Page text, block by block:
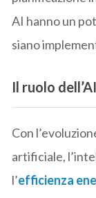
AI hanno un
siano
Il ruolo
Con
artificiale,
l’efficienza